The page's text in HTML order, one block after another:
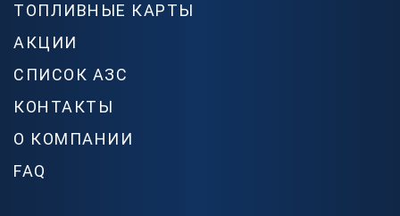
ТОПЛИВНЫЕ КАРТЫ
АКЦИИ
СПИСОК АЗС
КОНТАКТЫ
О КОМПАНИИ
FAQ